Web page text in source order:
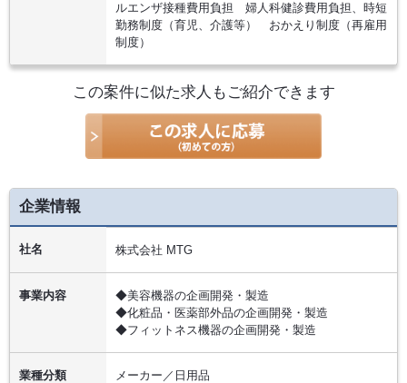
ルエンザ接種費用負担 婦人科健診費用負担、時短
勤務制度（育児、介護等） おかえり制度（再雇用
制度）
この案件に似た求人もご紹介できます
企業情報
社名 株式会社 MTG
事業内容
◆美容機器の企画開発・製造
◆化粧品・医薬部外品の企画開発・製造
◆フィットネス機器の企画開発・製造
業種分類
メーカー／日用品